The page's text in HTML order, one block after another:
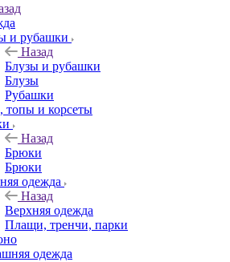
и рубашки
Назад
Блузы и рубашки
Блузы
Рубашки
топы и корсеты
Назад
Брюки
Брюки
одежда
Назад
Верхняя одежда
Плащи, тренчи, парки
одежда